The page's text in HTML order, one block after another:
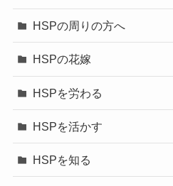
HSPの周りの方へ
HSPの花嫁
HSPを労わる
HSPを活かす
HSPを知る